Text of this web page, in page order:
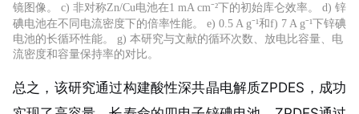
镜图像。 c) 非对称Zn/Cu电池在1 mA cm⁻²下的初始库仑效率。 d) 锌
碘电池在不同电流密度下的倍率性能。 e) 0.5 A g⁻¹和f) 7 A g⁻¹下锌碘
电池的长循环性能。 g) 本研究与文献的循环次数、放电比容量、电
流密度和容量保持率的对比。
总之，该研究通过构建酸性深共晶电解质ZPDES，成功